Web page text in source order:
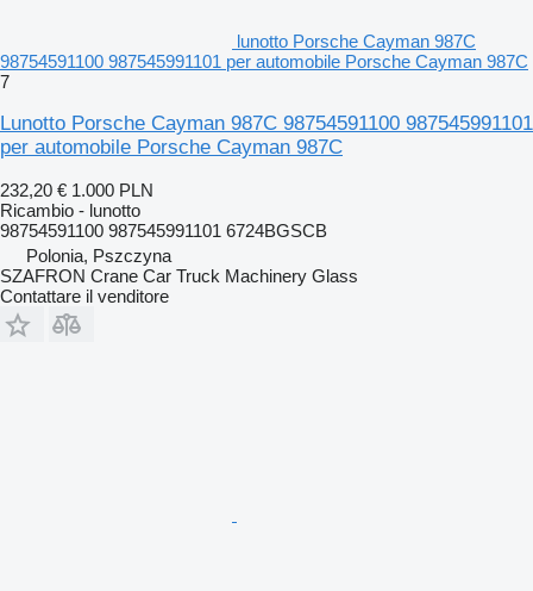
lunotto Porsche Cayman 987C
98754591100 987545991101 per automobile Porsche Cayman 987C
7
Lunotto Porsche Cayman 987C 98754591100 987545991101
per automobile Porsche Cayman 987C
232,20 € 1.000 PLN
Ricambio - lunotto
98754591100 987545991101 6724BGSCB
Polonia, Pszczyna
SZAFRON Crane Car Truck Machinery Glass
Contattare il venditore